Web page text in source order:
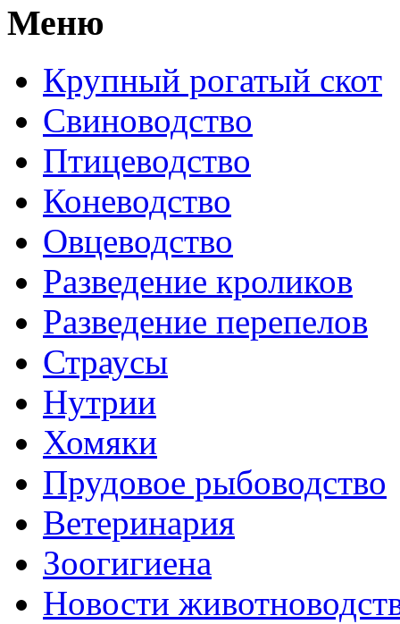
Меню
Крупный рогатый скот
Свиноводство
Птицеводство
Коневодство
Овцеводство
Разведение кроликов
Разведение перепелов
Страусы
Нутрии
Хомяки
Прудовое рыбоводство
Ветеринария
Зоогигиена
Новости